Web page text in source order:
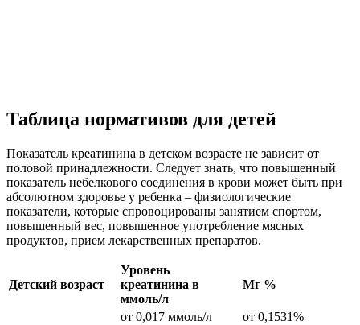
Таблица нормативов для детей
Показатель креатинина в детском возрасте не зависит от
половой принадлежности. Следует знать, что повышенный
показатель небелкового соединения в крови может быть при
абсолютном здоровье у ребенка – физиологические
показатели, которые спровоцированы занятием спортом,
повышенный вес, повышенное употребление мясных
продуктов, прием лекарственных препаратов.
Детский возраст
Уровень
креатинина в
ммоль/л
Мг %
от 0,017 ммоль/л
от 0,1531%